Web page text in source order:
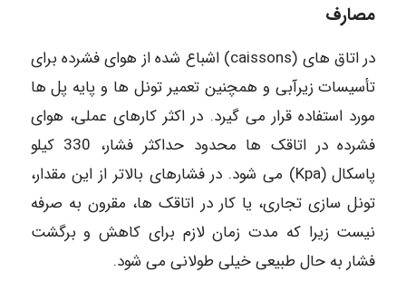
مصارف
در اتاق های (caissons) اشباع شده از هوای فشرده برای
تأسیسات زیرآبی و همچنین تعمیر تونل ها و پایه پل ها
مورد استفاده قرار می گیرد. در اکثر کارهای عملی، هوای
فشرده در اتاقک ها محدود حداکثر فشار، 330 کیلو
پاسکال (Kpa) می شود. در فشارهای بالاتر از این مقدار،
تونل سازی تجاری، یا کار در اتاقک ها، مقرون به صرفه
نیست زیرا که مدت زمان لازم برای کاهش و برگشت
فشار به حال طبیعی خیلی طولانی می شود.